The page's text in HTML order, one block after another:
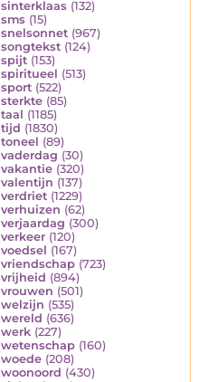
sinterklaas (132)
sms (15)
snelsonnet (967)
songtekst (124)
spijt (153)
spiritueel (513)
sport (522)
sterkte (85)
taal (1185)
tijd (1830)
toneel (89)
vaderdag (30)
vakantie (320)
valentijn (137)
verdriet (1229)
verhuizen (62)
verjaardag (300)
verkeer (120)
voedsel (167)
vriendschap (723)
vrijheid (894)
vrouwen (501)
welzijn (535)
wereld (636)
werk (227)
wetenschap (160)
woede (208)
woonoord (430)